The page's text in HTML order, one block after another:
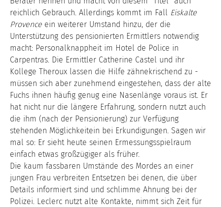
reichlich Gebrauch. Allerdings kommt im Fall Eiskalte
Provence ein weiterer Umstand hinzu, der die
Unterstützung des pensionierten Ermittlers notwendig
macht: Personalknappheit im Hotel de Police in
Carpentras. Die Ermittler Catherine Castel und ihr
Kollege Theroux lassen die Hilfe zähnekrischend zu -
müssen sich aber zunehmend eingestehen, dass der alte
Fuchs ihnen häufig genug eine Nasenlänge voraus ist. Er
hat nicht nur die längere Erfahrung, sondern nutzt auch
die ihm (nach der Pensionierung) zur Verfügung
stehenden Möglichkeitein bei Erkundigungen. Sagen wir
mal so: Er sieht heute seinen Ermessungsspielraum
einfach etwas großzügiger als früher.
Die kaum fassbaren Umstände des Mordes an einer
jungen Frau verbreiten Entsetzen bei denen, die über
Details informiert sind und schlimme Ahnung bei der
Polizei. Leclerc nutzt alte Kontakte, nimmt sich Zeit für